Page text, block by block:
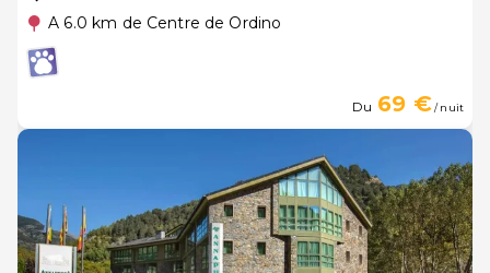
A 6.0 km de Centre de Ordino
Du 69 €/ nuit